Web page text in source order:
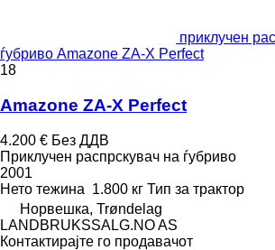
приклучен
ѓубриво Amazone ZA-X Perfect
18
Amazone ZA-X Perfect
4.200 € Без ДДВ
Приклучен распрскувач на ѓубриво
2001
Нето тежина 1.800 кг Тип за трактор
Норвешка, Trøndelag
LANDBRUKSSALG.NO AS
Контактирајте го продавачот